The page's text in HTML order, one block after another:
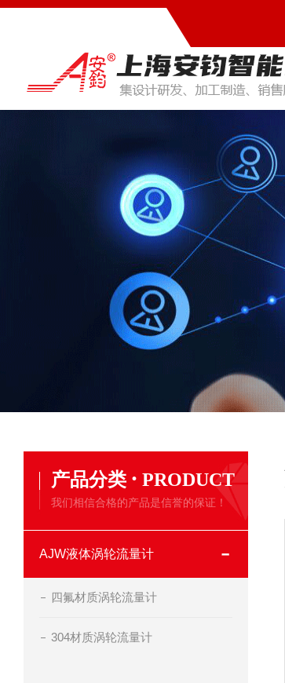
产品分类 · PRODUCT
我们相信合格的产品是信誉的保证！
AJW液体涡轮流量计
四氟材质涡轮流量计
304材质涡轮流量计